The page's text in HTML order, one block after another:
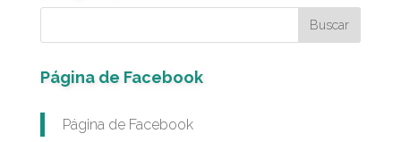
Página de Facebook
Página de Facebook